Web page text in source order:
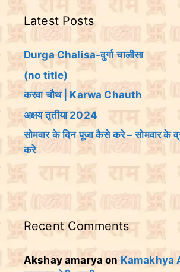
Latest Posts
Durga Chalisa-दुर्गा चालीसा
(no title)
करवा चौथ | Karwa Chauth
अक्षय तृतीया 2024
सोमवार के दिन पूजा कैसे करे – सोमवार के
करे
Recent Comments
Akshay amarya on Kamakhya